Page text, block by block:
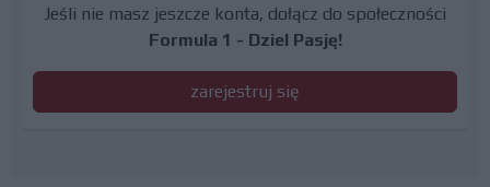
Jeśli nie masz jeszcze konta, dołącz do społeczności
Formula 1 - Dziel Pasję!
zarejestruj się